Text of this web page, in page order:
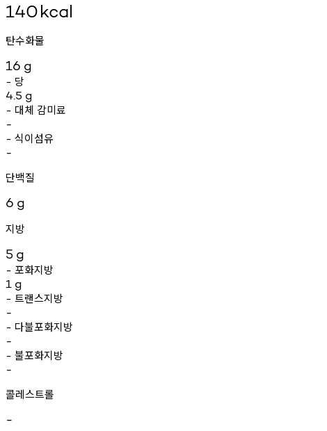
140kcal
탄수화물
16 g
- 당
4.5 g
- 대체 감미료
-
- 식이섬유
-
단백질
6 g
지방
5 g
- 포화지방
1 g
- 트랜스지방
-
- 다불포화지방
-
- 불포화지방
-
콜레스트롤
-